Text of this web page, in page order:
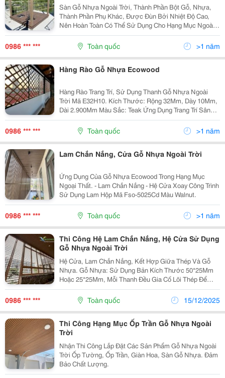
Sàn Gỗ Nhựa Ngoài Trời, Thành Phần Bột Gỗ, Nhựa,
Thành Phần Phụ Khác, Được Đùn Bởi Nhiệt Độ Cao,
Nên Hoàn Toàn Có Thể Sử Dụng Cho Hạng Mục Ngoài
Trời, Không Lo Mối Mọt, Mục Nát. Ứng Dụng Lát Sàn
Sân Vườn, Bể Bơi, Ốp Chậu Cây, Bồn Hoa, Làm
Hàng...
0986 *** *** Toàn quốc >1 năm
Hàng Rào Gỗ Nhựa Ecowood
Hàng Rào Trang Trí, Sử Dụng Thanh Gỗ Nhựa Ngoài
Trời Mã E32H10. Kích Thước: Rộng 32Mm, Dày 10Mm,
Dài 2.900Mm Màu Sắc: Teak Ứng Dụng Trang Trí Sân
Vườn
0986 *** *** Toàn quốc >1 năm
Lam Chắn Nắng, Cửa Gỗ Nhựa Ngoài Trời
Ứng Dụng Của Gỗ Nhựa Ecowood Trong Hạng Mục
Ngoại Thất. - Lam Chắn Nắng - Hệ Cửa Xoay Công Trình
Sử Dụng Lam Hộp Mã Fso-5025Cd Màu Walnut.
0986 *** *** Toàn quốc >1 năm
Thi Công Hệ Lam Chắn Nắng, Hệ Cửa Sử Dụng
Gỗ Nhựa Ngoài Trời
Hệ Cửa, Lam Chắn Nắng, Kết Hợp Giữa Thép Và Gỗ
Nhựa. Gỗ Nhựa: Sử Dụng Bản Kích Thước 50*25Mm
Hoặc 25*25Mm, Mỗi Thanh Đều Gia Cố Lõi Thép Để
Tăng Độ Cứng. Khoảng Cách Giữa Các Thanh Gỗ 25-
30Mm, Đảm Bảo Tính Thẩm Mỹ Và Cản 1 Phần Ánh
0986 *** *** Toàn quốc 15/12/2025
Thi Công Hạng Mục Ốp Trần Gỗ Nhựa Ngoài
Trời
Nhận Thi Công Lắp Đặt Các Sản Phẩm Gỗ Nhựa Ngoài
Trời Ốp Tường, Ốp Trần, Giàn Hoa, Sàn Gỗ Nhựa. Đảm
Bảo Chất Lượng.